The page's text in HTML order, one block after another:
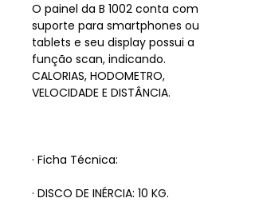
O painel da B 1002 conta com
suporte para smartphones ou
tablets e seu display possui a
função scan, indicando.
CALORIAS, HODOMETRO,
VELOCIDADE E DISTÂNCIA.
· Ficha Técnica:
· DISCO DE INÉRCIA: 10 KG.